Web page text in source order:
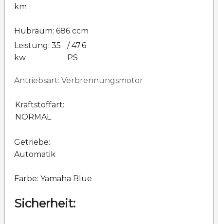
km
Hubraum: 686 ccm
Leistung: 35
kw
/ 47.6
PS
Antriebsart: Verbrennungsmotor
Kraftstoffart:
NORMAL
Getriebe:
Automatik
Farbe: Yamaha Blue
Sicherheit: